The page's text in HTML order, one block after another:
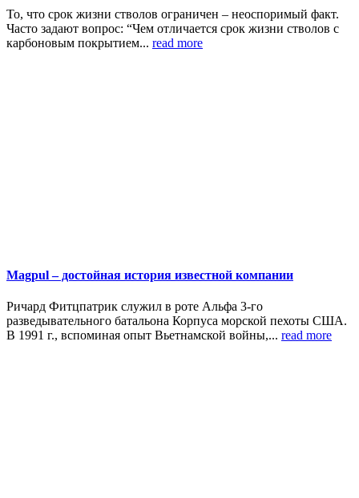
То, что срок жизни стволов ограничен – неоспоримый факт.
Часто задают вопрос: “Чем отличается срок жизни стволов с
карбоновым покрытием... read more
Magpul – достойная история известной компании
Ричард Фитцпатрик служил в роте Альфа 3-го
разведывательного батальона Корпуса морской пехоты США.
В 1991 г., вспоминая опыт Вьетнамской войны,... read more